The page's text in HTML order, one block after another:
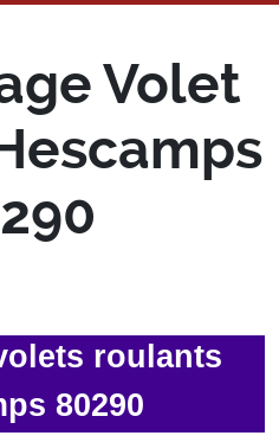
Volet
roulants
80290